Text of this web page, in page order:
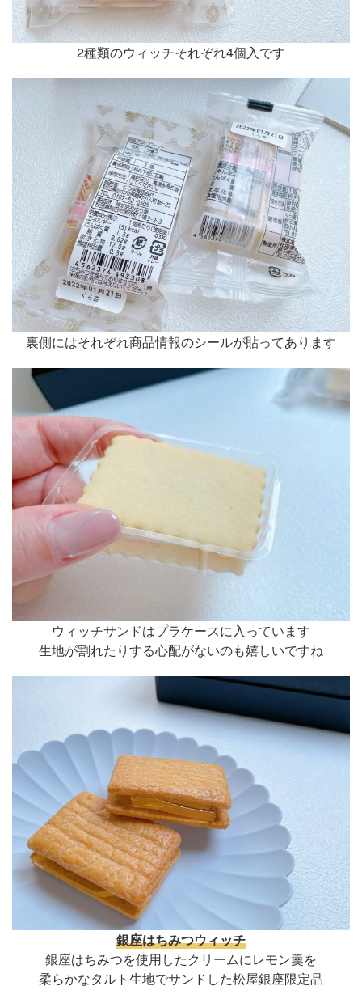
2種類のウィッチそれぞれ4個入です
裏側にはそれぞれ商品情報のシールが貼ってあります
ウィッチサンドはプラケースに入っています
生地が割れたりする心配がないのも嬉しいですね
銀座はちみつウィッチ
銀座はちみつを使用したクリームにレモン羹を
柔らかなタルト生地でサンドした松屋銀座限定品